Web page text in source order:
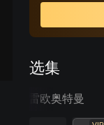
选集
雷欧奥特曼